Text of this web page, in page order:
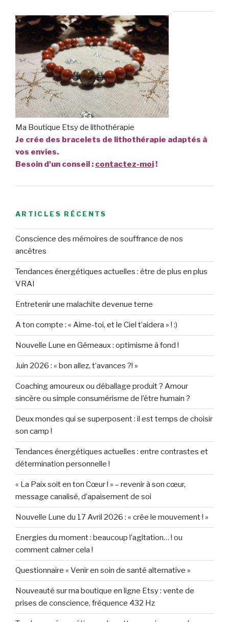
Ma Boutique Etsy de lithothérapie
Je crée des bracelets de lithothérapie adaptés à
vos envies.
Besoin d'un conseil : contactez-moi!
ARTICLES RÉCENTS
Conscience des mémoires de souffrance de nos
ancêtres
Tendances énergétiques actuelles : être de plus en plus
VRAI
Entretenir une malachite devenue terne
A ton compte : « Aime-toi, et le Ciel t’aidera » ! :)
Nouvelle Lune en Gémeaux : optimisme à fond !
Juin 2026 : « bon allez, t’avances ?! »
Coaching amoureux ou déballage produit ? Amour
sincère ou simple consumérisme de l’être humain ?
Deux mondes qui se superposent : il est temps de choisir
son camp !
Tendances énergétiques actuelles : entre contrastes et
détermination personnelle !
« La Paix soit en ton Cœur ! » – revenir à son cœur,
message canalisé, d’apaisement de soi
Nouvelle Lune du 17 Avril 2026 : « crée le mouvement ! »
Energies du moment : beaucoup l’agitation… ! ou
comment calmer cela !
Questionnaire « Venir en soin de santé alternative »
Nouveauté sur ma boutique en ligne Etsy : vente de
prises de conscience, fréquence 432 Hz